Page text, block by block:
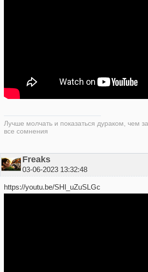
Лучше молчать и показаться дураком, чем
все сомнения
Freaks
03-06-2023 13:32:48
https://youtu.be/SHl_uZuSLGc